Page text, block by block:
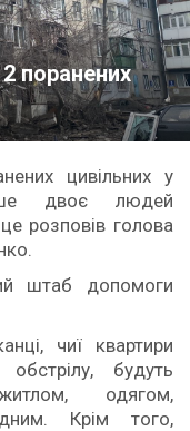
поранених
цивільних у
двоє людей
розповів голова
штаб допомоги
чиї квартири
будуть
одягом,
Крім того,